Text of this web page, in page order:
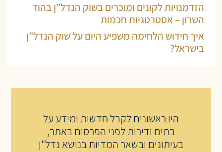
הזדמנויות לקונים ומוכרים בשוק הנדל”ן בהוד
השרון – אסטרטגיות חכמות
איך חידוש הלחימה משפיע היום על שוק הנדל”ן
בישראל?
היו ראשונים לקבל חדשות ומידע על
בתים ודירות לפני הפרסום באתר,
בעיתונים ובשאר המדיות בנושא נדל"ן